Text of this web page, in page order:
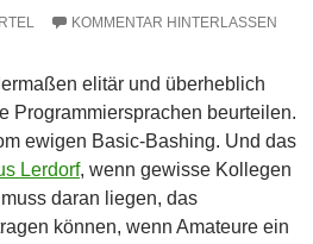
KOMMENTAR HINTERLASSEN
elitär und überheblich
Programmiersprachen beurteilen.
ewigen Basic-Bashing. Und das
Lerdorf, wenn gewisse Kollegen
daran liegen, das
können, wenn Amateure ein